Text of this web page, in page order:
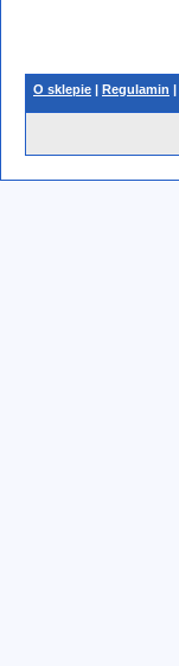
O sklepie | Regulamin |